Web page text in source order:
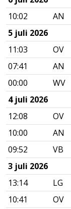
10:02
AN
5 juli 2026
11:03
OV
07:41
AN
00:00
WV
4 juli 2026
12:08
OV
10:00
AN
09:52
VB
3 juli 2026
13:14
LG
10:41
OV